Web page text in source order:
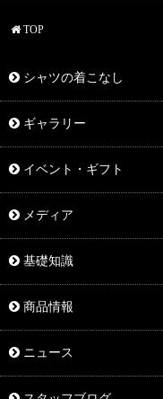
TOP
シャツの着こなし
ギャラリー
イベント・ギフト
メディア
基礎知識
商品情報
ニュース